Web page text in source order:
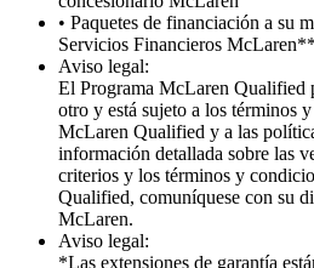
• Paquetes de financiación a su
Servicios Financieros
Aviso legal:
El Programa McLaren Qualified
otro y está sujeto a los términos
McLaren Qualified y a las
información detallada sobre las
criterios y los términos y
Qualified, comuníquese con su
McLaren.
Aviso legal:
*Las extensiones de garantía